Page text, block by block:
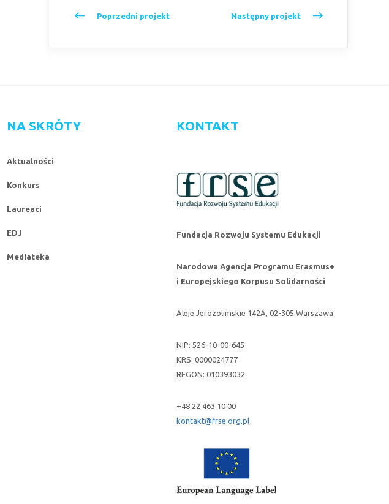
Poprzedni projekt Następny projekt
NA SKRÓTY
Aktualności
Konkurs
Laureaci
EDJ
Mediateka
KONTAKT
Fundacja Rozwoju Systemu Edukacji
Narodowa Agencja Programu Erasmus+
i Europejskiego Korpusu Solidarności
Aleje Jerozolimskie 142A, 02-305 Warszawa
NIP: 526-10-00-645
KRS: 0000024777
REGON: 010393032
+48 22 463 10 00
kontakt@frse.org.pl